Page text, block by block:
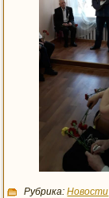
Рубрика: Новости